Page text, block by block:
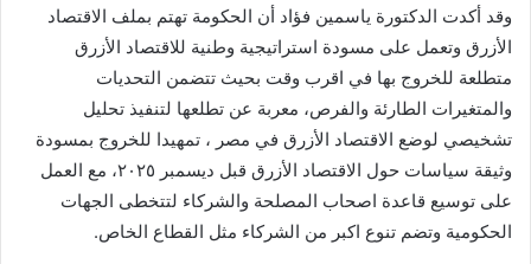
وقد أكدت الدكتورة ياسمين فؤاد أن الحكومة تهتم بملف الاقتصاد
الأزرق وتعمل على مسودة استراتيجية وطنية للاقتصاد الأزرق
متطلعة للخروج بها في اقرب وقت بحيث تتضمن التحديات
والمتغيرات الطارئة والفرص، معربة عن تطلعها لتنفيذ تحليل
تشخيصي لوضع الاقتصاد الأزرق في مصر ، تمهيدا للخروج بمسودة
وثيقة سياسات حول الاقتصاد الأزرق قبل ديسمبر ٢٠٢٥، مع العمل
على توسيع قاعدة اصحاب المصلحة والشركاء لتتخطى الجهات
الحكومية وتضم تنوع اكبر من الشركاء مثل القطاع الخاص.